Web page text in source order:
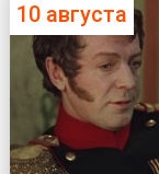
10 августа